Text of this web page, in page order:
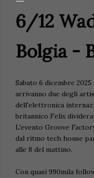
6/12
Bolgia -
Sabato 6 dicembre
arrivanno due degli
dell'elettronica
britannico Felix
L'evento Groove
dal ritmo tech house
alle 8 del mattino.
Con quasi 990mila